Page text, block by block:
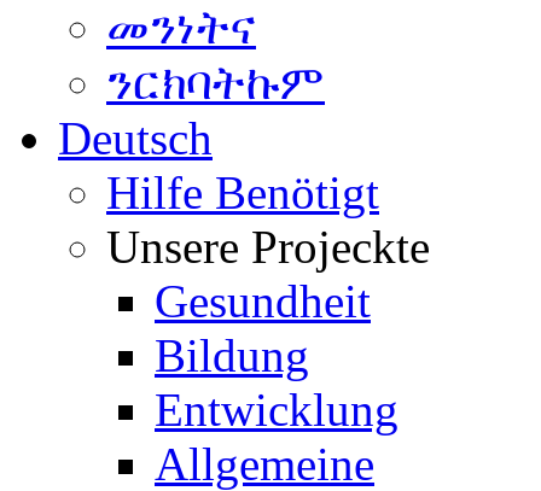
መንነትና
ንርክባትኩም
Deutsch
Hilfe Benötigt
Unsere Projeckte
Gesundheit
Bildung
Entwicklung
Allgemeine